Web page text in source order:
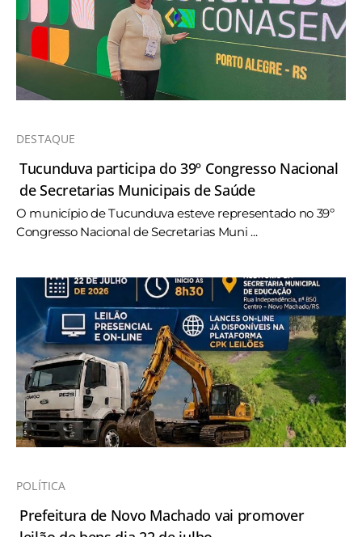
DESTAQUE
Tucunduva participa do 39º Congresso Nacional
de Secretarias Municipais de Saúde
O município de Tucunduva esteve representado no 39º
Congresso Nacional de Secretarias Muni ...
POLÍTICA
Prefeitura de Novo Machado vai promover